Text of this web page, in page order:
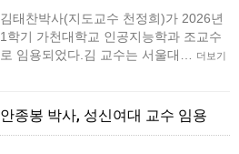
김태찬박사(지도교수 천정희)가 2026년
1학기 가천대학교 인공지능학과 조교수
로 임용되었다.김 교수는 서울대…
더보기
안종봉 박사, 성신여대 교수 임용